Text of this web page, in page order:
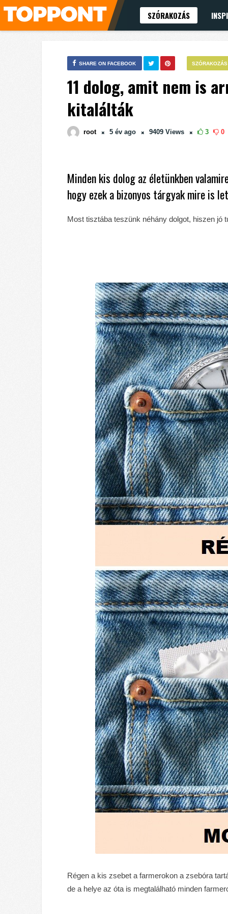
SZÓRAKOZÁS
SZÓRAKOZÁS
SHARE ON FACEBOOK
11 dolog, amit nem is
kitalálták
root 5 év ago 9409 Views 3 0
Minden kis dolog az életünkben
hogy ezek a bizonyos tárgyak mire is
Most tisztába teszünk néhány dolgot, hiszen jó
Régen a kis zsebet a farmerokon a zsebóra
de a helye az óta is megtalálható minden